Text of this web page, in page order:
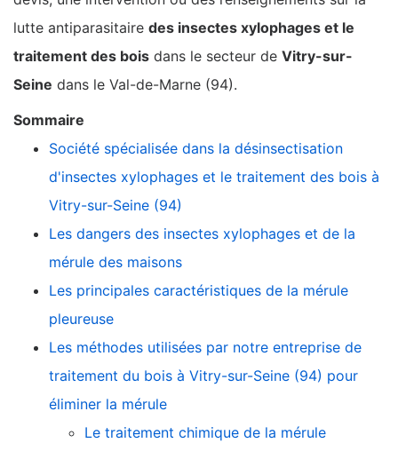
lutte antiparasitaire des insectes xylophages et le
traitement des bois dans le secteur de Vitry-sur-
Seine dans le Val-de-Marne (94).
Sommaire
Société spécialisée dans la désinsectisation
d'insectes xylophages et le traitement des bois à
Vitry-sur-Seine (94)
Les dangers des insectes xylophages et de la
mérule des maisons
Les principales caractéristiques de la mérule
pleureuse
Les méthodes utilisées par notre entreprise de
traitement du bois à Vitry-sur-Seine (94) pour
éliminer la mérule
Le traitement chimique de la mérule